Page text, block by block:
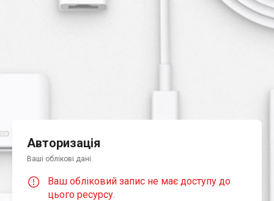
Авторизація
Ваші облікові дані
Ваш обліковий запис не має доступу до
цього ресурсу.